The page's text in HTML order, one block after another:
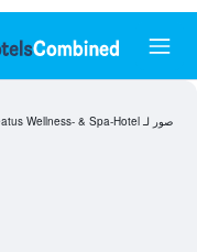
صور لـ Beatus Wellness- & Spa-Hotel